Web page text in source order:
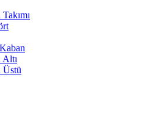
Üstü